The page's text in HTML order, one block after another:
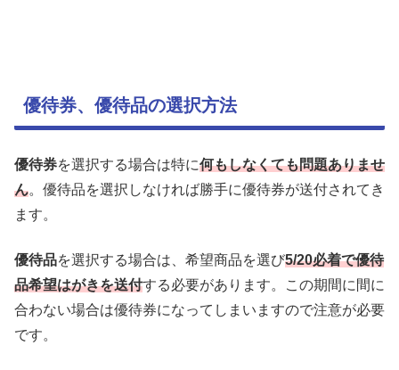
優待券、優待品の選択方法
優待券を選択する場合は特に何もしなくても問題ありませ
ん。優待品を選択しなければ勝手に優待券が送付されてき
ます。
優待品を選択する場合は、希望商品を選び5/20必着で優待
品希望はがきを送付する必要があります。この期間に間に
合わない場合は優待券になってしまいますので注意が必要
です。